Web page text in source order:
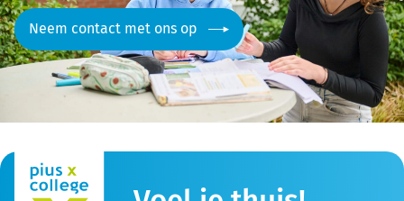
Neem contact met ons op